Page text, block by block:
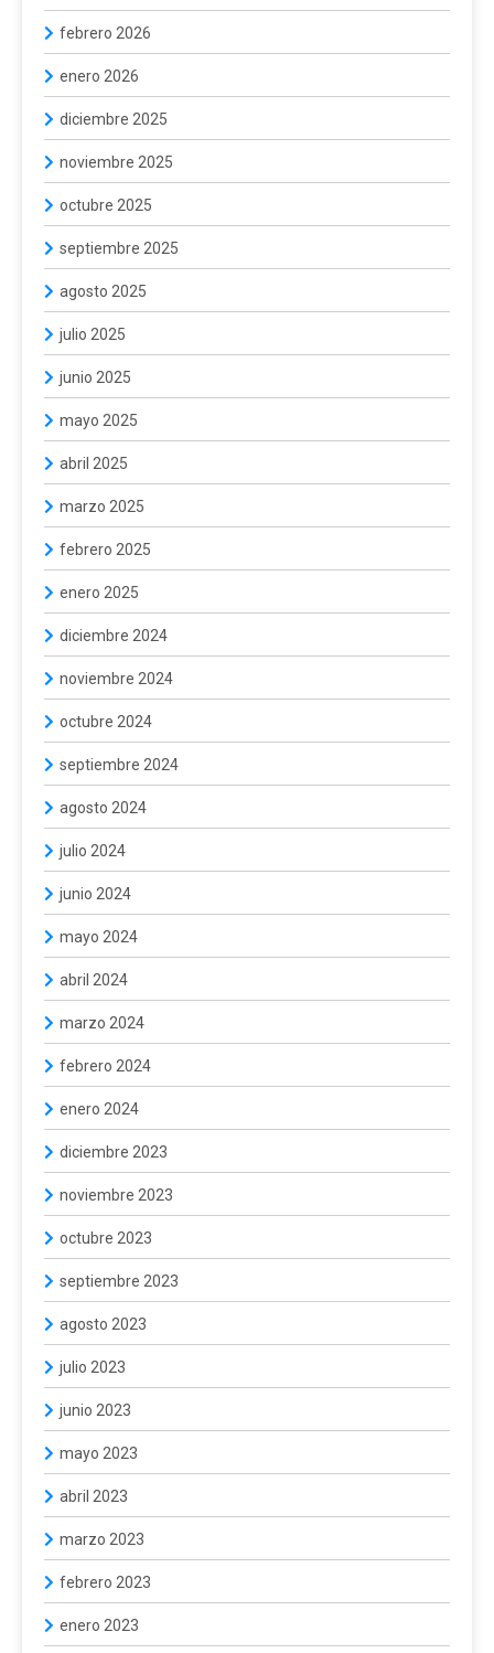
febrero 2026
enero 2026
diciembre 2025
noviembre 2025
octubre 2025
septiembre 2025
agosto 2025
julio 2025
junio 2025
mayo 2025
abril 2025
marzo 2025
febrero 2025
enero 2025
diciembre 2024
noviembre 2024
octubre 2024
septiembre 2024
agosto 2024
julio 2024
junio 2024
mayo 2024
abril 2024
marzo 2024
febrero 2024
enero 2024
diciembre 2023
noviembre 2023
octubre 2023
septiembre 2023
agosto 2023
julio 2023
junio 2023
mayo 2023
abril 2023
marzo 2023
febrero 2023
enero 2023